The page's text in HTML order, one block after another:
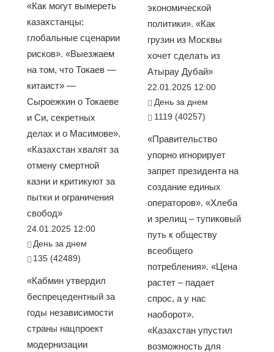
«Как могут вымереть
казахстанцы:
глобальные сценарии
рисков». «Выезжаем
на том, что Токаев —
китаист» —
Сыроежкин о Токаеве
и Си, секретных
делах и о Масимове».
«Казахстан хвалят за
отмену смертной
казни и критикуют за
пытки и ограничения
свобод»
24.01.2025 12:00
День за днем
135 (42489)
«Кабмин утвердил
беспрецедентный за
годы независимости
страны нацпроект
модернизации
экономической
политики». «Как
грузин из Москвы
хочет сделать из
Атырау Дубай»
22.01.2025 12:00
День за днем
1119 (40257)
«Правительство
упорно игнорирует
запрет президента на
создание единых
операторов». «Хлеба
и зрелищ – тупиковый
путь к обществу
всеобщего
потребления». «Цена
растет – падает
спрос, а у нас
наоборот».
«Казахстан упустил
возможность для